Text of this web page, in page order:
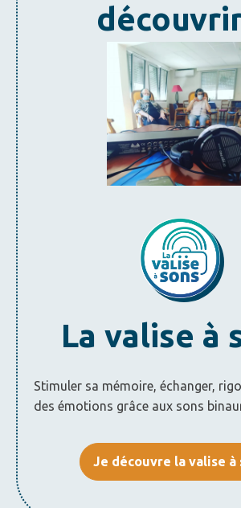
La valise à
Stimuler sa mémoire, échanger,
des émotions grâce aux sons
Je découvre la valise à